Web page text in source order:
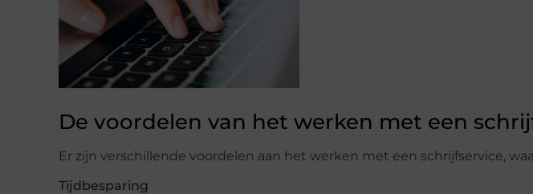
De voordelen van het werken met een
Er zijn verschillende voordelen aan het werken met een schrijfservice,
Tijdbesparing